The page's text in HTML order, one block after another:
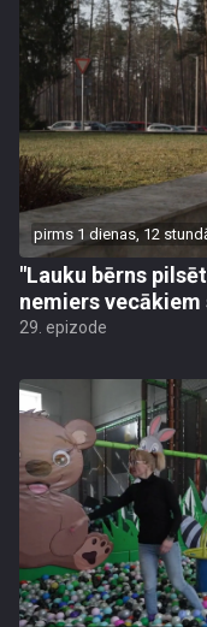
pirms 1 dienas, 12
"Lauku bērns
nemiers
29. epizode